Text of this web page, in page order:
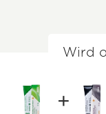
Wird